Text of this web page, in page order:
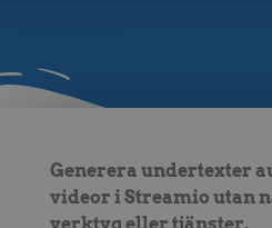
Generera undertexter
videor i Streamio utan